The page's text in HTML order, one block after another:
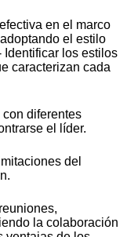
en el marco
el estilo
Identificar los estilos
caracterizan cada
diferentes
el líder.
del
la colaboración